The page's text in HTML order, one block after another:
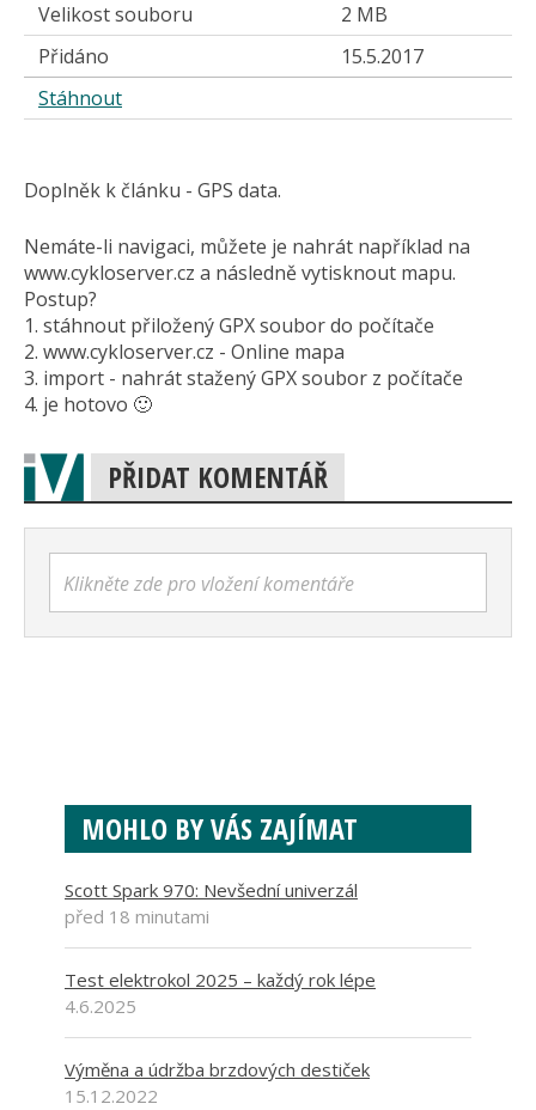
Velikost souboru
2 MB
Přidáno
15.5.2017
Stáhnout
Doplněk k článku - GPS data.
Nemáte-li navigaci, můžete je nahrát například na
www.cykloserver.cz a následně vytisknout mapu.
Postup?
1. stáhnout přiložený GPX soubor do počítače
2. www.cykloserver.cz - Online mapa
3. import - nahrát stažený GPX soubor z počítače
4. je hotovo 🙂
PŘIDAT KOMENTÁŘ
Klikněte zde pro vložení komentáře
MOHLO BY VÁS ZAJÍMAT
Scott Spark 970: Nevšední univerzál
před 18 minutami
Test elektrokol 2025 – každý rok lépe
4.6.2025
Výměna a údržba brzdových destiček
15.12.2022